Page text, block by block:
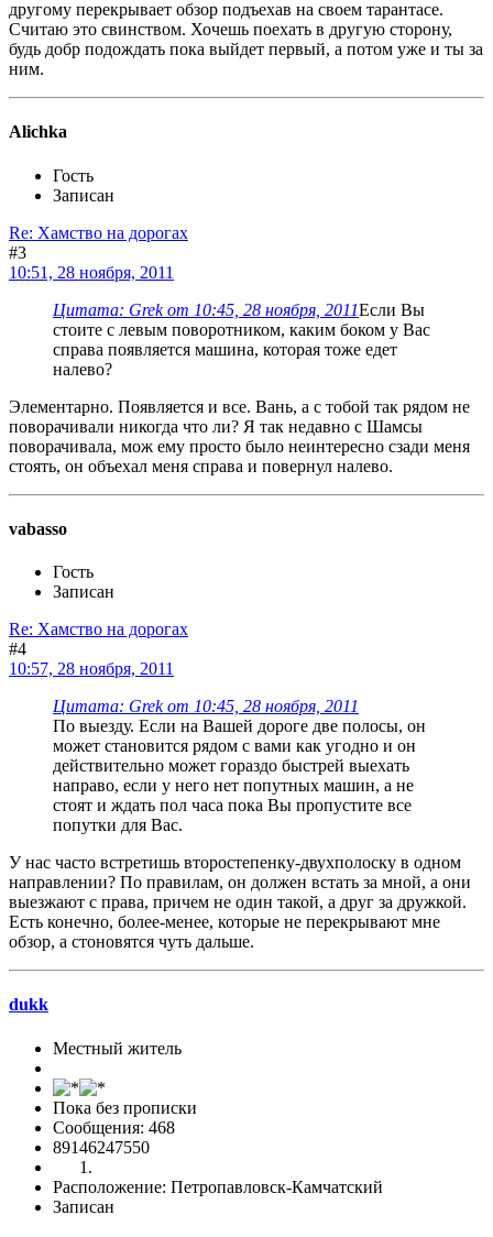
другому перекрывает обзор подъехав на своем тарантасе.
Считаю это свинством. Хочешь поехать в другую сторону,
будь добр подождать пока выйдет первый, а потом уже и ты за
ним.
Alichka
Гость
Записан
Re: Хамство на дорогах
#3
10:51, 28 ноября, 2011
Цитата: Grek от 10:45, 28 ноября, 2011Если Вы
стоите с левым поворотником, каким боком у Вас
справа появляется машина, которая тоже едет
налево?
Элементарно. Появляется и все. Вань, а с тобой так рядом не
поворачивали никогда что ли? Я так недавно с Шамсы
поворачивала, мож ему просто было неинтересно сзади меня
стоять, он объехал меня справа и повернул налево.
vabasso
Гость
Записан
Re: Хамство на дорогах
#4
10:57, 28 ноября, 2011
Цитата: Grek от 10:45, 28 ноября, 2011
По выезду. Если на Вашей дороге две полосы, он
может становится рядом с вами как угодно и он
действительно может гораздо быстрей выехать
направо, если у него нет попутных машин, а не
стоят и ждать пол часа пока Вы пропустите все
попутки для Вас.
У нас часто встретишь второстепенку-двухполоску в одном
направлении? По правилам, он должен встать за мной, а они
выезжают с права, причем не один такой, а друг за дружкой.
Есть конечно, более-менее, которые не перекрывают мне
обзор, а стоновятся чуть дальше.
dukk
Местный житель
Пока без прописки
Сообщения: 468
89146247550
Расположение: Петропавловск-Камчатский
Записан